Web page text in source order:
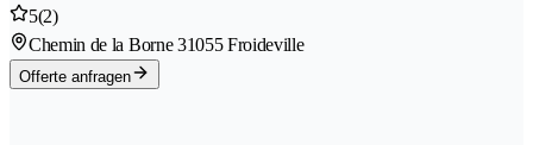
5(2)
Chemin de la Borne 31055 Froideville
Offerte anfragen